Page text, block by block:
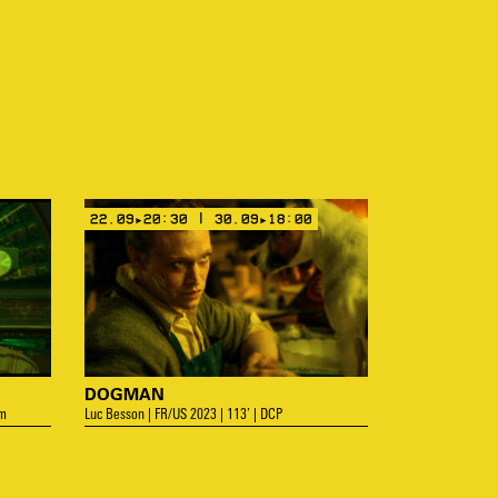
DOGMAN
Luc Besson | FR/US 2023 | 113’ | DCP
22.09▸20:30 | 30.09▸18:00